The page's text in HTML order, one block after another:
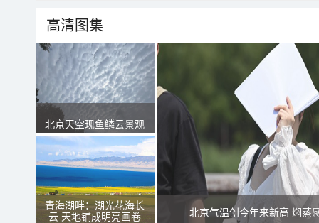
高清图集
北京天空现鱼鳞云景观
青海湖畔：湖光花海长
云 天地铺成明亮画卷
北京气温创今年来新高 焖蒸